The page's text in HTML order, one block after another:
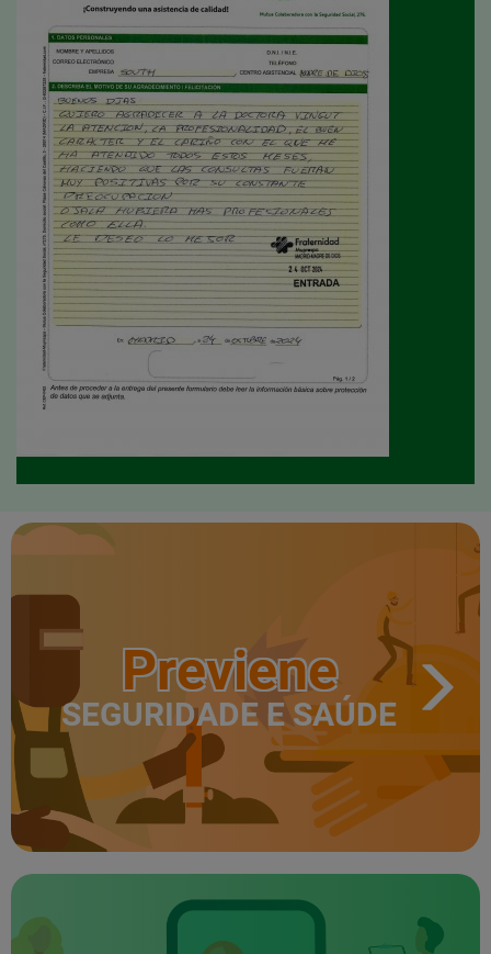
Previene
SEGURIDADE E SAÚDE